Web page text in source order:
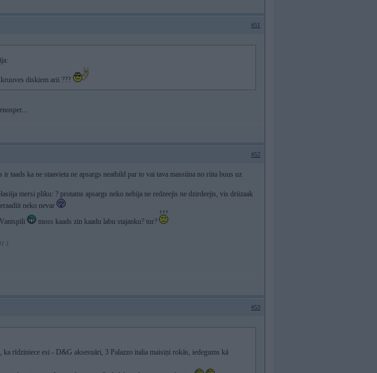
#51
diskiem arii ???
#52
taads ka ne staavieta ne apsargs neatbild par to vai tava massiina no riita buus uz
mersi pliku: ? protams apsargs neko nebija ne redzeejis ne dzirdeejis, vis driizaak
neko nevar
moss kaads zin kaadu labu stajanku? tur?
]
#53
ka rīdziniece esi - D&G aksesuāri, 3 Palazzo italia maisiņi rokās, iedegums kā